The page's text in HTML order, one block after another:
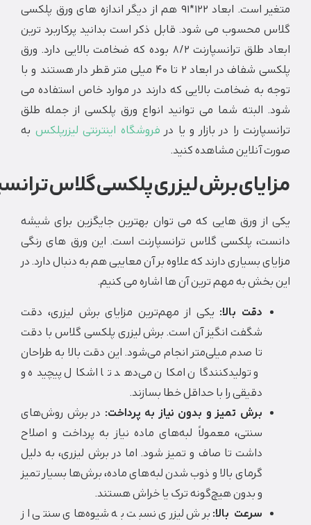
متغیر است. ابعاد 122*91 هم از دیگر اندازه های ورق پلکسی
محسوب می شود. قابل ذکر است بدانید پرکاربرد ترین
ابعاد طلق ترانسپارنت 8/2 بوده که ضخامت بالایی دارد. ورق
پلکسی شفاف در ابعاد 2 تا 40 میلی متر قطر دار هستند و با
به ضخامت بالایی که دارند در موارد خاص استفاده می
البته شما می توانید انواع ورق پلکسی از جمله طلق
را در بازار و یا درفروشگاه اینترنتی لیزرپلکسبه
آنلاین مشاهده کنید.
برش لیزری پلکسی گلاس ترانسپارنت
ورق هایی که می توان بهترین جایگزین برای شیشه
پلکسی گلاس ترانسپارنت است. این ورق های رنگی
بسیاری دارند که علاوه بر آن معایبی هم به دنبال دارد. در
به مهم ترین آن ها اشاره می کنیم.
دقت بالا:یکی از مهم‌ترین مزایای برش لیزری، دقت
شگفت انگیز آن است. برش لیزری پلکسی گلاس با دقت
تا صدم میلی‌متر انجام می‌شود. این دقت بالا به طراحان
و تولیدکنندگان امکان می‌دهد تا اشکال پیچیده و
دقیقی را با حداقل خطا بسازند.
برش تمیز و بدون نیاز به پرداخت:در برش روش‌های
سنتی، معمولاً لبه‌های ماده نیاز به پرداخت و اصلاح
داشت تا صاف و تمیز شود. اما در برش لیزری، به دلیل
گرمای بالا و ذوب شدن لبه‌های ماده، برش‌ها بسیار تمیز
و بدون هیچ‌گونه ترک یا خراش هستند.
سرعت بالا:برش لیزری نسبت به شیوه‌های سنتی از